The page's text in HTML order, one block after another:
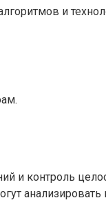
и
и контроль